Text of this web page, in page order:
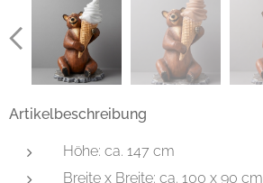
Artikelbeschreibung
Höhe: ca. 147 cm
Breite x Breite: ca. 100 x 90 cm